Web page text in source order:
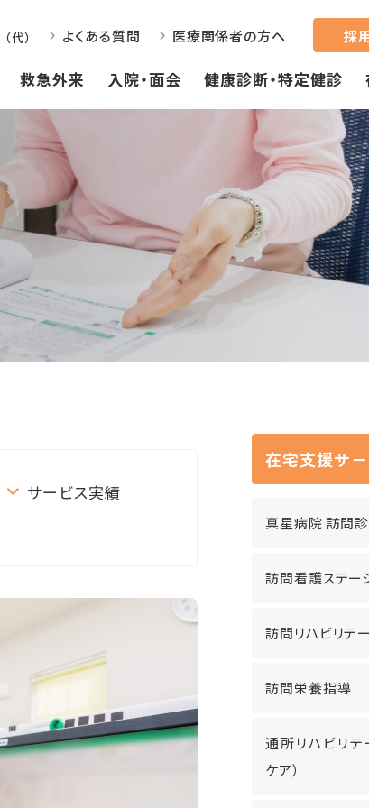
（代） よくある質問 医療関係者の方へ 採
救急外来 入院・面会 健康診断・特定健診
サービス実績
在宅支援サ
真星病院 訪問
訪問看護ステー
訪問リハビリテ
訪問栄養指導
通所リハビリテ
ケア）